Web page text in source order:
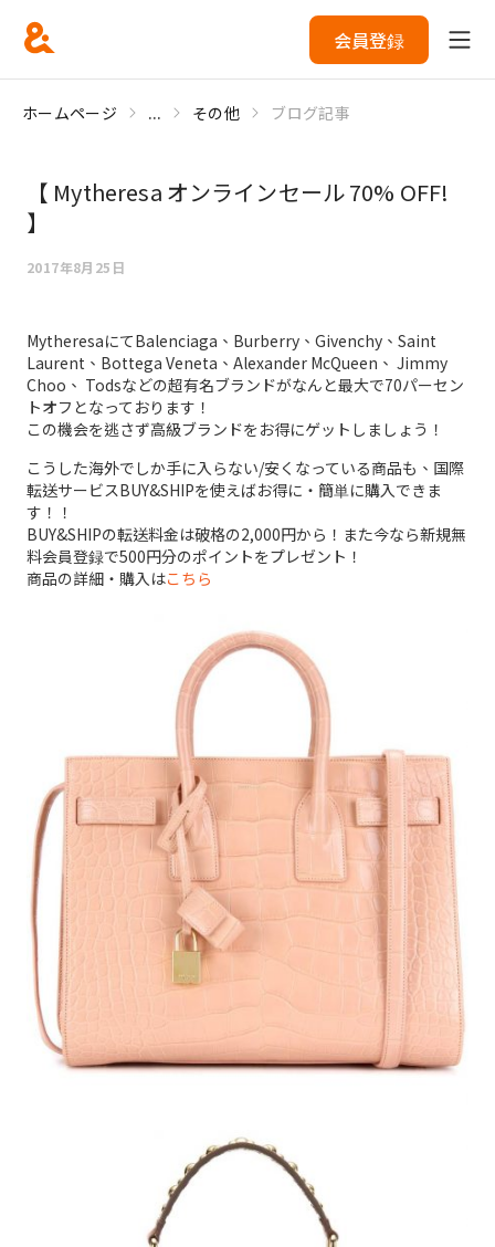
会員登録
ホームページ ... その他 ブログ記事
【 Mytheresa オンラインセール 70% OFF!
】
2017年8月25日
MytheresaにてBalenciaga、Burberry、Givenchy、Saint
Laurent、Bottega Veneta、Alexander McQueen、 Jimmy
Choo、 Todsなどの超有名ブランドがなんと最大で70パーセン
トオフとなっております！
この機会を逃さず高級ブランドをお得にゲットしましょう！
こうした海外でしか手に入らない/安くなっている商品も、国際
転送サービスBUY&SHIPを使えばお得に・簡単に購入できま
す！！
BUY&SHIPの転送料金は破格の2,000円から！また今なら新規無
料会員登録で500円分のポイントをプレゼント！
商品の詳細・購入はこちら